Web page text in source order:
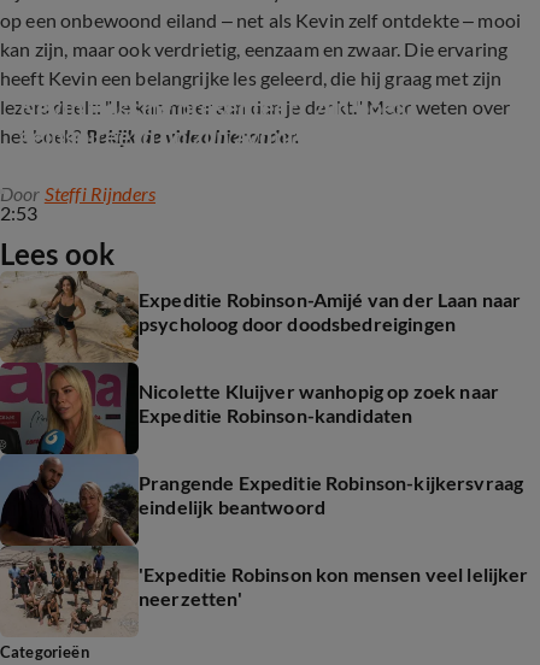
op een onbewoond eiland – net als Kevin zelf ontdekte – mooi
kan zijn, maar ook verdrietig, eenzaam en zwaar. Die ervaring
heeft Kevin een belangrijke les geleerd, die hij graag met zijn
lezers deelt: "Je kan meer aan dan je denkt." Meer weten over
het boek? Bekijk de video hieronder.
2:53
Kevin Hassing presenteert zijn boek,
geïnspireerd op zijn avontuur in Expeditie
Door Steffi Rijnders
Lees ook
Expeditie Robinson-Amijé van der Laan naar
psycholoog door doodsbedreigingen
Nicolette Kluijver wanhopig op zoek naar
Expeditie Robinson-kandidaten
Prangende Expeditie Robinson-kijkersvraag
eindelijk beantwoord
'Expeditie Robinson kon mensen veel lelijker
neerzetten'
Categorieën